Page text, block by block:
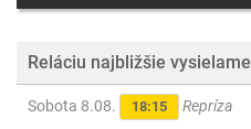
Reláciu najbližšie vysielame
Sobota 8.08. 18:15 Repríza